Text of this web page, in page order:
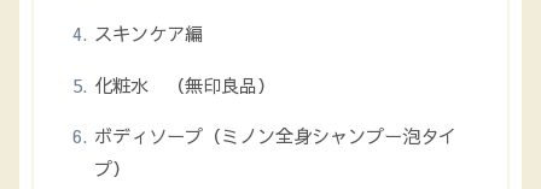
スキンケア編
化粧水 （無印良品）
ボディソープ（ミノン全身シャンプー泡タイ
プ）